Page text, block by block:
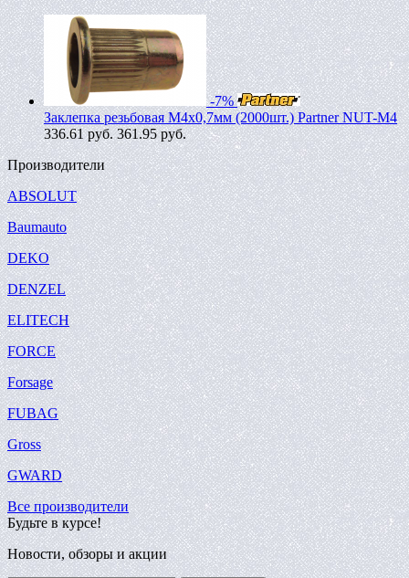
-7%
Заклепка резьбовая M4х0,7мм (2000шт.) Partner NUT-M4
336.61руб. 361.95 руб.
Производители
ABSOLUT
Baumauto
DEKO
DENZEL
ELITECH
FORCE
Forsage
FUBAG
Gross
GWARD
Все производители
Будьте в курсе!
Новости, обзоры и акции